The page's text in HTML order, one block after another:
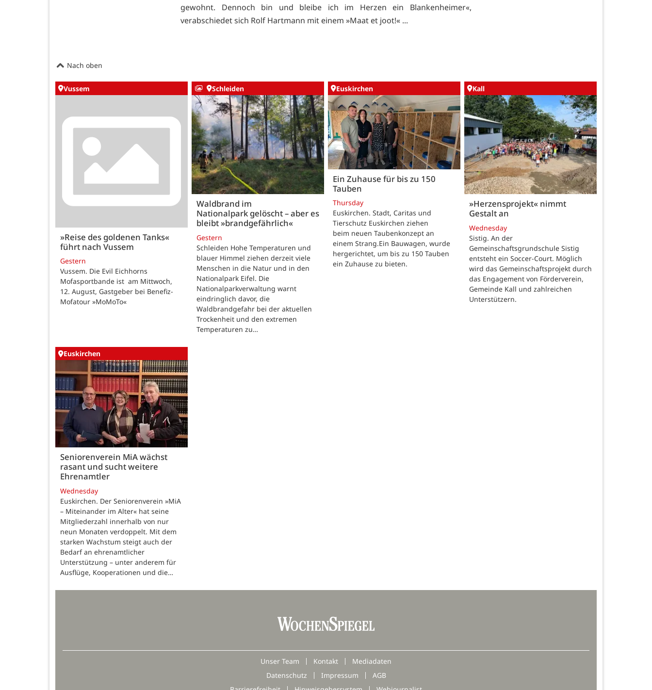
gewohnt. Dennoch bin und bleibe ich im Herzen ein Blankenheimer«,
verabschiedet sich Rolf Hartmann mit einem »Maat et joot!« ...
Nach oben
Vussem
»Reise des goldenen Tanks«
führt nach Vussem
Gestern
Vussem. Die Evil Eichhorns
Mofasportbande ist am Mittwoch,
12. August, Gastgeber bei Benefiz-
Mofatour »MoMoTo«
Schleiden
Waldbrand im
Nationalpark gelöscht – aber es
bleibt »brandgefährlich«
Gestern
Schleiden Hohe Temperaturen und
blauer Himmel ziehen derzeit viele
Menschen in die Natur und in den
Nationalpark Eifel. Die
Nationalparkverwaltung warnt
eindringlich davor, die
Waldbrandgefahr bei der aktuellen
Trockenheit und den extremen
Temperaturen zu…
Euskirchen
Ein Zuhause für bis zu 150
Tauben
Thursday
Euskirchen. Stadt, Caritas und
Tierschutz Euskirchen ziehen
beim neuen Taubenkonzept an
einem Strang.Ein Bauwagen, wurde
hergerichtet, um bis zu 150 Tauben
ein Zuhause zu bieten.
Kall
»Herzensprojekt« nimmt
Gestalt an
Wednesday
Sistig. An der
Gemeinschaftsgrundschule Sistig
entsteht ein Soccer-Court. Möglich
wird das Gemeinschaftsprojekt durch
das Engagement von Förderverein,
Gemeinde Kall und zahlreichen
Unterstützern.
Euskirchen
Seniorenverein MiA wächst
rasant und sucht weitere
Ehrenamtler
Wednesday
Euskirchen. Der Seniorenverein »MiA
– Miteinander im Alter« hat seine
Mitgliederzahl innerhalb von nur
neun Monaten verdoppelt. Mit dem
starken Wachstum steigt auch der
Bedarf an ehrenamtlicher
Unterstützung – unter anderem für
Ausflüge, Kooperationen und die…
Unser Team Kontakt
Mediadaten
Datenschutz
Impressum
AGB